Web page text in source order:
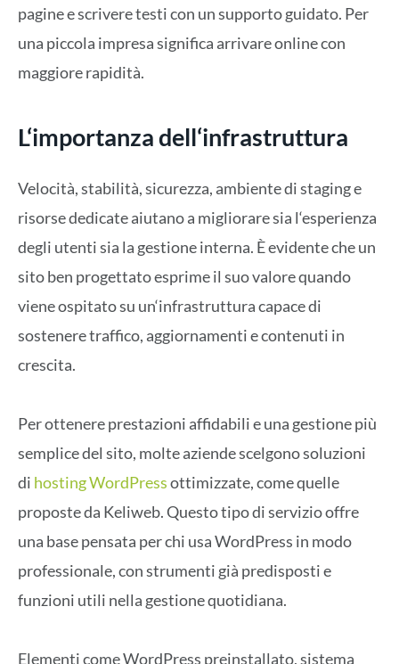
pagine e scrivere testi con un supporto guidato. Per
una piccola impresa significa arrivare online con
maggiore rapidità.
L‘importanza dell‘infrastruttura
Velocità, stabilità, sicurezza, ambiente distaginge
risorse dedicate aiutano a migliorare sia l‘esperienza
degli utenti sia la gestione interna. È evidente che un
sito ben progettato esprime il suo valore quando
viene ospitato su un‘infrastruttura capace di
sostenere traffico, aggiornamenti e contenuti in
crescita.
Per ottenere prestazioni affidabili e una gestione più
semplice del sito, molte aziende scelgono soluzioni
di hosting WordPressottimizzate, come quelle
proposte da Keliweb. Questo tipo di servizio offre
una base pensata per chi usa WordPress in modo
professionale, con strumenti già predisposti e
funzioni utili nella gestione quotidiana.
Elementi comeWordPress preinstallato, sistema